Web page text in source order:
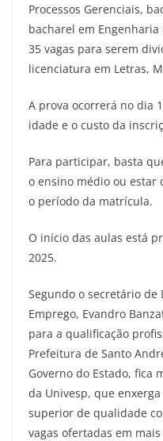
Processos Gerenciais,
bacharel em
35 vagas para serem
licenciatura em Letras,
A prova ocorrerá no dia
idade e o custo da
Para participar, basta
o ensino médio ou estar
o período da matrícula.
O início das aulas está
2025.
Segundo o secretário de
Emprego, Evandro
para a qualificação
Prefeitura de Santo
Governo do Estado, fica
da Univesp, que
superior de qualidade
vagas ofertadas em